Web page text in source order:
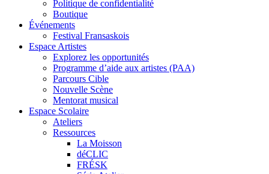
Politique de confidentialité
Boutique
Événements
Festival Fransaskois
Espace Artistes
Explorez les opportunités
Programme d’aide aux artistes (PAA)
Parcours Cible
Nouvelle Scène
Mentorat musical
Espace Scolaire
Ateliers
Ressources
La Moisson
déCLIC
FRÉSK